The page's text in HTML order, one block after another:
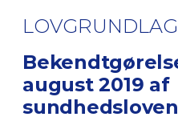
LOVGRUNDLAG
august 2019 af